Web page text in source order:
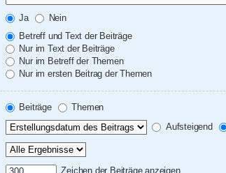
Ja
Nein
Betreff und Text der Beiträge
Nur im Text der Beiträge
Nur im Betreff der Themen
Nur im ersten Beitrag der Themen
Beiträge
Themen
Aufsteigend
Zeichen der Beiträge anzeigen